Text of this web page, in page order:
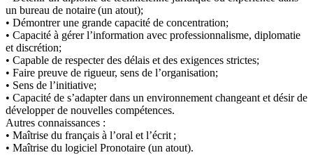
un bureau de notaire (un atout);
• Démontrer une grande capacité de concentration;
• Capacité à gérer l’information avec professionnalisme, diplomatie
et discrétion;
• Capable de respecter des délais et des exigences strictes;
• Faire preuve de rigueur, sens de l’organisation;
• Sens de l’initiative;
• Capacité de s’adapter dans un environnement changeant et désir de
développer de nouvelles compétences.
Autres connaissances :
• Maîtrise du français à l’oral et l’écrit ;
• Maîtrise du logiciel Pronotaire (un atout).